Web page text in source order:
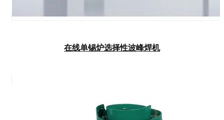
在线单锡炉选择性波峰焊机